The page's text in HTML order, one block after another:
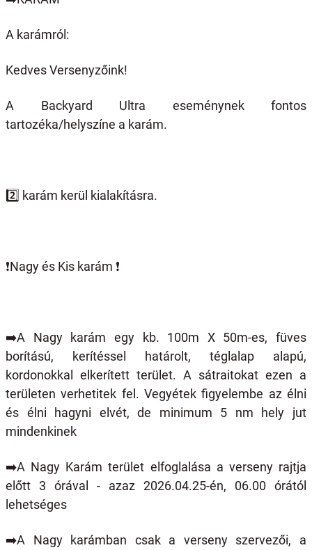
A karámról:
Kedves Versenyzőink!
A Backyard Ultra eseménynek fontos
tartozéka/helyszíne a karám.
2️ karám kerül kialakításra.
❗️Nagy és Kis karám ❗️
➡️A Nagy karám egy kb. 100m X 50m-es, füves
borítású, kerítéssel határolt, téglalap alapú,
kordonokkal elkerített terület. A sátraitokat ezen a
területen verhetitek fel. Vegyétek figyelembe az élni
és élni hagyni elvét, de minimum 5 nm hely jut
mindenkinek
➡️A Nagy Karám terület elfoglalása a verseny rajtja
előtt 3 órával - azaz 2026.04.25-én, 06.00 órától
lehetséges
➡️A Nagy karámban csak a verseny szervezői, a